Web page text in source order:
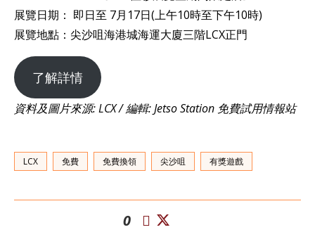
展覽日期： 即日至 7月17日(上午10時至下午10時)
展覽地點：尖沙咀海港城海運大廈三階LCX正門
了解詳情
資料及圖片來源: LCX / 編輯: Jetso Station 免費試用情報站
LCX 免費 免費換領 尖沙咀 有獎遊戲
0